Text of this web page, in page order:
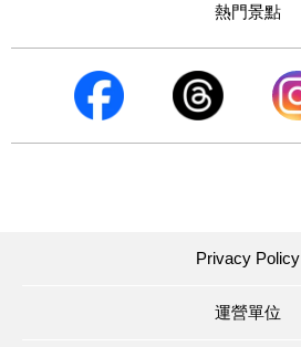
熱門景點
Privacy Policy
運營單位